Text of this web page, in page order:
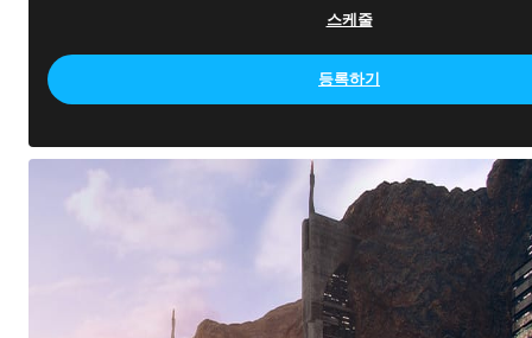
스케줄
등록하기